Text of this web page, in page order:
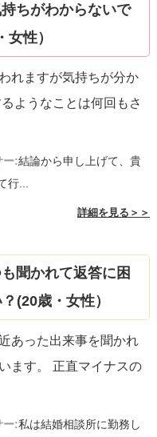
ちがわからないで
性）
れますが気持ちが分か
ようなことは何回もさ
ー:結論から申し上げて、貴
行...
詳細を見る＞＞
聞かれて返答に困
(20歳・女性）
あった出来事を聞かれ
ます。 正直マイナスの
ー:私は結婚相談所に勤務し